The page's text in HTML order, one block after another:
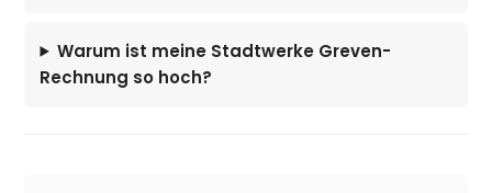
Warum ist meine Stadtwerke Greven-
Rechnung so hoch?